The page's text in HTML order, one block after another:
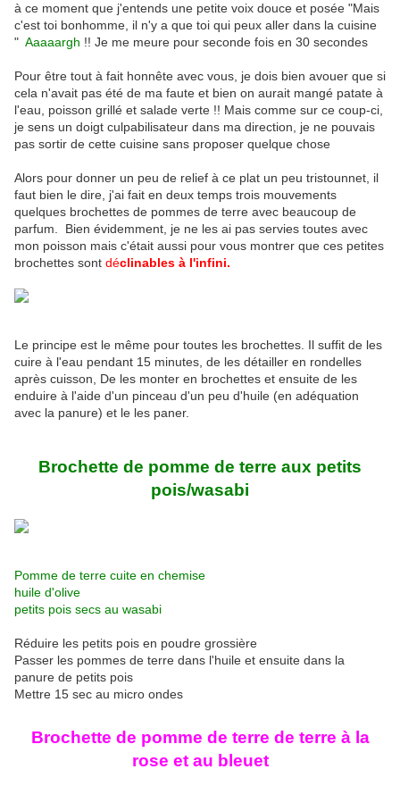
à ce moment que j'entends une petite voix douce et posée "Mais
c'est toi bonhomme, il n'y a que toi qui peux aller dans la cuisine
" Aaaaargh !! Je me meure pour seconde fois en 30 secondes
Pour être tout à fait honnête avec vous, je dois bien avouer que si
cela n'avait pas été de ma faute et bien on aurait mangé patate à
l'eau, poisson grillé et salade verte !! Mais comme sur ce coup-ci,
je sens un doigt culpabilisateur dans ma direction, je ne pouvais
pas sortir de cette cuisine sans proposer quelque chose
Alors pour donner un peu de relief à ce plat un peu tristounnet, il
faut bien le dire, j'ai fait en deux temps trois mouvements
quelques brochettes de pommes de terre avec beaucoup de
parfum. Bien évidemment, je ne les ai pas servies toutes avec
mon poisson mais c'était aussi pour vous montrer que ces petites
brochettes sont déclinables à l'infini.
Le principe est le même pour toutes les brochettes. Il suffit de les
cuire à l'eau pendant 15 minutes, de les détailler en rondelles
après cuisson, De les monter en brochettes et ensuite de les
enduire à l'aide d'un pinceau d'un peu d'huile (en adéquation
avec la panure) et le les paner.
Brochette de pomme de terre aux petits
pois/wasabi
Pomme de terre cuite en chemise
huile d'olive
petits pois secs au wasabi
Réduire les petits pois en poudre grossière
Passer les pommes de terre dans l'huile et ensuite dans la
panure de petits pois
Mettre 15 sec au micro ondes
Brochette de pomme de terre de terre à la
rose et au bleuet